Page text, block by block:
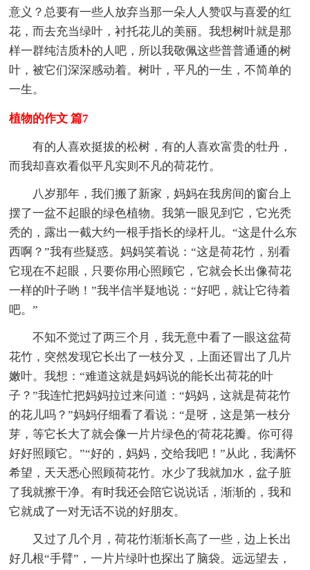
意义？总要有一些人放弃当那一朵人人赞叹与喜爱的红
花，而去充当绿叶，衬托花儿的美丽。我想树叶就是那
样一群纯洁质朴的人吧，所以我敬佩这些普普通通的树
叶，被它们深深感动着。树叶，平凡的一生，不简单的
一生。
植物的作文 篇7
有的人喜欢挺拔的松树，有的人喜欢富贵的牡丹，
而我却喜欢看似平凡实则不凡的荷花竹。
八岁那年，我们搬了新家，妈妈在我房间的窗台上
摆了一盆不起眼的绿色植物。我第一眼见到它，它光秃
秃的，露出一截大约一根手指长的绿杆儿。“这是什么东
西啊？”我有些疑惑。妈妈笑着说：“这是荷花竹，别看
它现在不起眼，只要你用心照顾它，它就会长出像荷花
一样的叶子哟！”我半信半疑地说：“好吧，就让它待着
吧。”
不知不觉过了两三个月，我无意中看了一眼这盆荷
花竹，突然发现它长出了一枝分叉，上面还冒出了几片
嫩叶。我想：“难道这就是妈妈说的能长出荷花的叶
子？”我连忙把妈妈拉过来问道：“妈妈，这就是荷花竹
的花儿吗？”妈妈仔细看了看说：“是呀，这是第一枝分
芽，等它长大了就会像一片片绿色的'荷花花瓣。你可得
好好照顾它。”“好的，妈妈，交给我吧！”从此，我满怀
希望，天天悉心照顾荷花竹。水少了我就加水，盆子脏
了我就擦干净。有时我还会陪它说说话，渐渐的，我和
它就成了一对无话不说的好朋友。
又过了几个月，荷花竹渐渐长高了一些，边上长出
好几根“手臂”，一片片绿叶也探出了脑袋。远远望去，